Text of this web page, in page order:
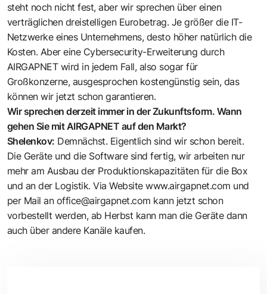
steht noch nicht fest, aber wir sprechen über einen
verträglichen dreistelligen Eurobetrag. Je größer die IT-
Netzwerke eines Unternehmens, desto höher natürlich die
Kosten. Aber eine Cybersecurity-Er­weiterung durch
AIRGAPNET wird in ­jedem Fall, also sogar für
Großkonzerne, ausgesprochen kostengünstig sein, das
können wir jetzt schon garantieren.
Wir sprechen derzeit immer in der Zukunftsform. Wann
gehen Sie mit AIRGAPNET auf den Markt?
Shelenkov: Demnächst. Eigentlich sind wir schon bereit.
Die Geräte und die Software sind fertig, wir arbeiten nur
mehr am Ausbau der Produktionskapazitäten für die Box
und an der Logistik. Via Websitewww.airgapnet.com und
per Mail an office@airgapnet.com kann jetzt schon
vorbestellt werden, ab Herbst kann man die Geräte dann
auch über andere Kanäle kaufen.